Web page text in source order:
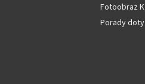
Fotoobraz
Porady